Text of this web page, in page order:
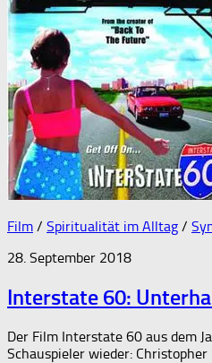
Film / Spiritualität im Alltag /
28. September 2018
Interstate 60:
Der Film Interstate 60 aus dem
Schauspieler wieder: Christopher